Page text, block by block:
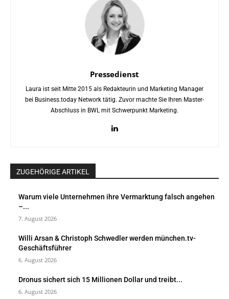
Pressedienst
Laura ist seit Mitte 2015 als Redakteurin und Marketing Manager
bei Business.today Network tätig. Zuvor machte Sie Ihren Master-
Abschluss in BWL mit Schwerpunkt Marketing.
ZUGEHÖRIGE ARTIKEL
Warum viele Unternehmen ihre Vermarktung falsch angehen
–...
7. August 2026
Willi Arsan & Christoph Schwedler werden münchen.tv-
Geschäftsführer
6. August 2026
Dronus sichert sich 15 Millionen Dollar und treibt...
6. August 2026